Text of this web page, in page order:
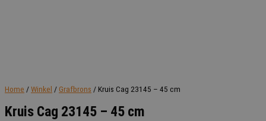
Home /Winkel / Grafbrons / Kruis Cag 23145 – 45 cm
Kruis Cag 23145 – 45 cm